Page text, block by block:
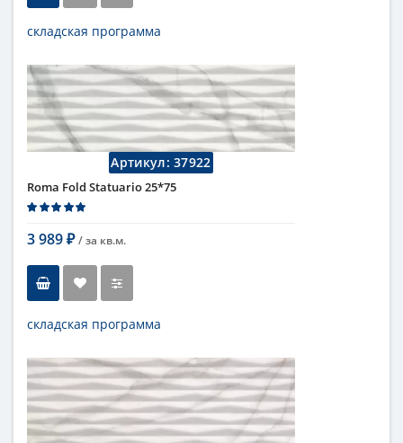
складская программа
Длина
75 см
Высота
25 см
Цвет
темный,коричневый
Страна
Италия
Поверхность
матовая
Коллекция
Fap Ceramiche
Артикул:37922
Roma Fold Statuario 25*75
3 989 ₽ / за кв.м.
складская программа
Длина
75 см
Высота
25 см
Рисунок
с узорами...
Цвет
серый